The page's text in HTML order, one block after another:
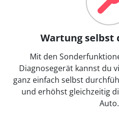
Wartung selbst
Mit den
Diagnosegerät kannst du
ganz einfach selbst
und erhöhst gleichzeitig
Auto.